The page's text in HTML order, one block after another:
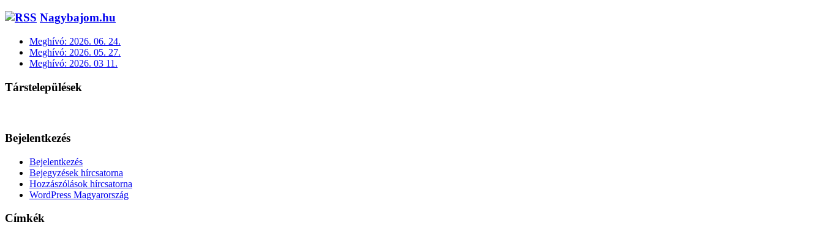
Nagybajom.hu
Meghívó: 2026. 06. 24.
Meghívó: 2026. 05. 27.
Meghívó: 2026. 03 11.
Társtelepülések
Bejelentkezés
Bejelentkezés
Bejegyzések hírcsatorna
Hozzászólások hírcsatorna
WordPress Magyarország
Címkék